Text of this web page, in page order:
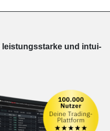
leis­tungs­star­ke und in­tui­